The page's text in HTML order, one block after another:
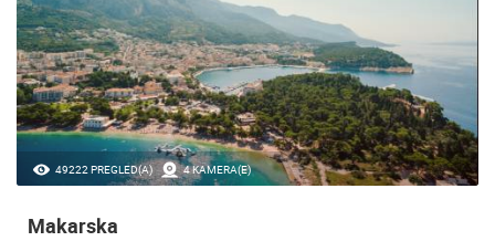
49222 PREGLED(A) 4 KAMERA(E)
Makarska